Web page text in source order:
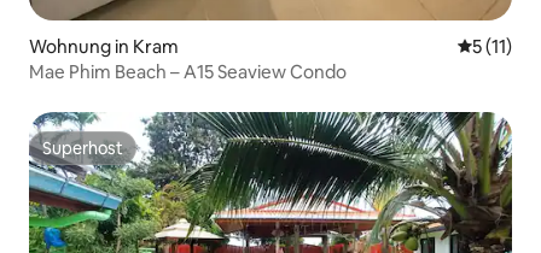
Wohnung in Kram
5 (11)
Mae Phim Beach – A15 Seaview Condo
Superhost
Superhost